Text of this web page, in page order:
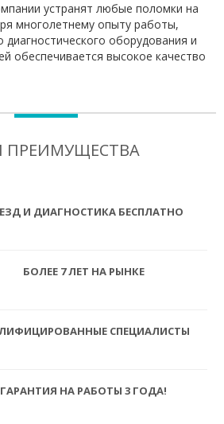
устранят любые поломки на
многолетнему опыту работы,
оборудования и
обеспечивается высокое качество
И ДИАГНОСТИКА БЕСПЛАТНО
БОЛЕЕ 7 ЛЕТ НА РЫНКЕ
СПЕЦИАЛИСТЫ
ГАРАНТИЯ НА РАБОТЫ 3 ГОДА!